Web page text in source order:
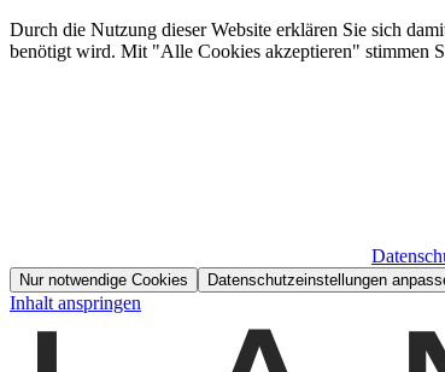
Durch die Nutzung dieser Website erklären Sie sich
benötigt wird. Mit "Alle Cookies akzeptieren" stimmen
Nur notwendige Cookies Datenschutzeinstellungen
Inhalt anspringen